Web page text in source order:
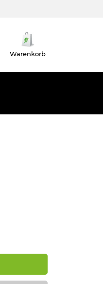
Warenkorb